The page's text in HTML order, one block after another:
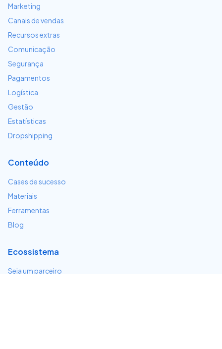
Marketing
Canais de vendas
Recursos extras
Comunicação
Segurança
Pagamentos
Logística
Gestão
Estatísticas
Dropshipping
Conteúdo
Cases de sucesso
Materiais
Ferramentas
Blog
Ecossistema
Seja um parceiro